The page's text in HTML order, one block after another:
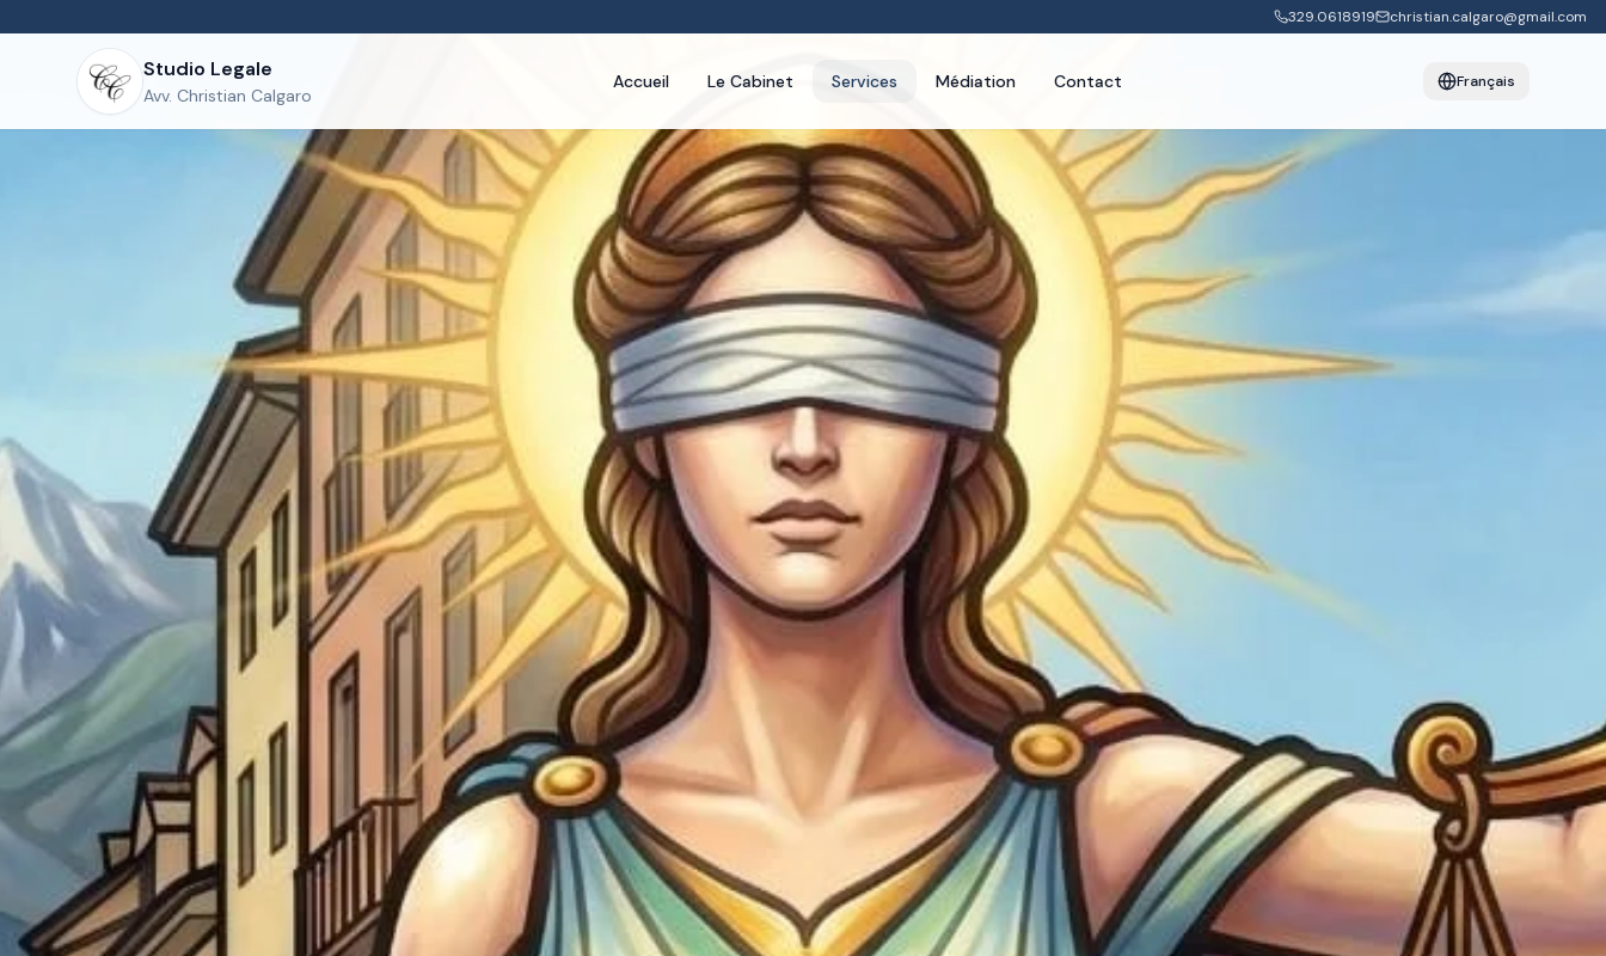
329.0618919 christian.calgaro@gmail.com
Studio Legale
Avv. Christian Calgaro
Accueil Le Cabinet Services Médiation Contact Français